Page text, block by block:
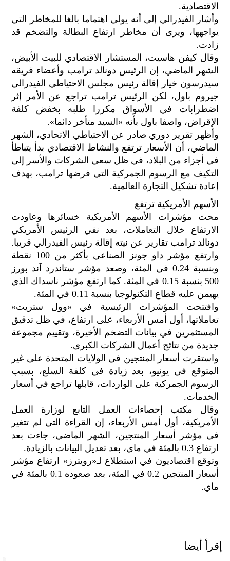
الاقتصادية.
وأشار الفيدرالي إلى أنه يولي اهتماما بالغا للمخاطر التي
يواجهها، ويرى أن مخاطر ارتفاع البطالة والتضخم قد
زادت.
وقال كيفن هاسيت، المستشار الاقتصادي للبيت الأبيض،
الشهر الماضي، إن الرئيس دونالد ترامب وأعضاء فريقه
سيدرسون خيار إقالة رئيس مجلس الاحتياطي الفيدرالي
جيروم باول، لكن الرئيس ترامب تراجع عن الأمر إثر
اضطرابات في الأسواق مكررا طلبه بخفض كلفة
الإقراض، واصفا باول بأنه «السيد متأخر دائما».
وأظهر تقرير دوري صادر عن الاحتياطي الاتحادي، الشهر
الماضي، أن الأسعار ترتفع والنشاط الاقتصادي بدأ يتباطأ
في أجزاء من البلاد، في ظل سعي الشركات والأسر إلى
التكيف مع الرسوم الجمركية التي فرضها ترامب، بهدف
إعادة تشكيل التجارة العالمية.
الأسهم الأمريكية ترتفع
محت مؤشرات الأسهم الأمريكية خسائرها وعاودت
الارتفاع خلال التعاملات، بعد نفي الرئيس الأمريكي
دونالد ترامب تقارير عن نيته إقالة رئيس الفيدرالي قريبا.
وارتفع مؤشر داو جونز الصناعي بأكثر من 100 نقطة
وبنسبة 0.24 في المئة، وصعد مؤشر ستاندرد آند بورز
500 بنسبة 0.15 في المئة. كما ارتفع مؤشر ناسداك الذي
يهيمن عليه قطاع التكنولوجيا بنسبة 0.11 في المئة.
وافتتحت المؤشرات الرئيسية في «وول ستريت»
تعاملاتها، أول أمس الأربعاء، على ارتفاع، في ظل تدقيق
المستثمرين في بيانات التضخم الأخيرة، وتقييم مجموعة
جديدة من نتائج أعمال الشركات الكبرى.
واستقرت أسعار المنتجين في الولايات المتحدة على غير
المتوقع في يونيو، بعد زيادة في كلفة السلع، بسبب
الرسوم الجمركية على الواردات، قابلها تراجع في أسعار
الخدمات.
وقال مكتب إحصاءات العمل التابع لوزارة العمل
الأمريكية، أول أمس الأربعاء، إن القراءة التي لم تتغير
في مؤشر أسعار المنتجين، الشهر الماضي، جاءت بعد
ارتفاع 0.3 بالمئة في ماي، بعد تعديل البيانات بالزيادة.
وتوقع اقتصاديون في استطلاع لـ«رويترز» ارتفاع مؤشر
أسعار المنتجين 0.2 في المئة، بعد صعوده 0.1 بالمئة في
ماي.
إقرأ أيضا